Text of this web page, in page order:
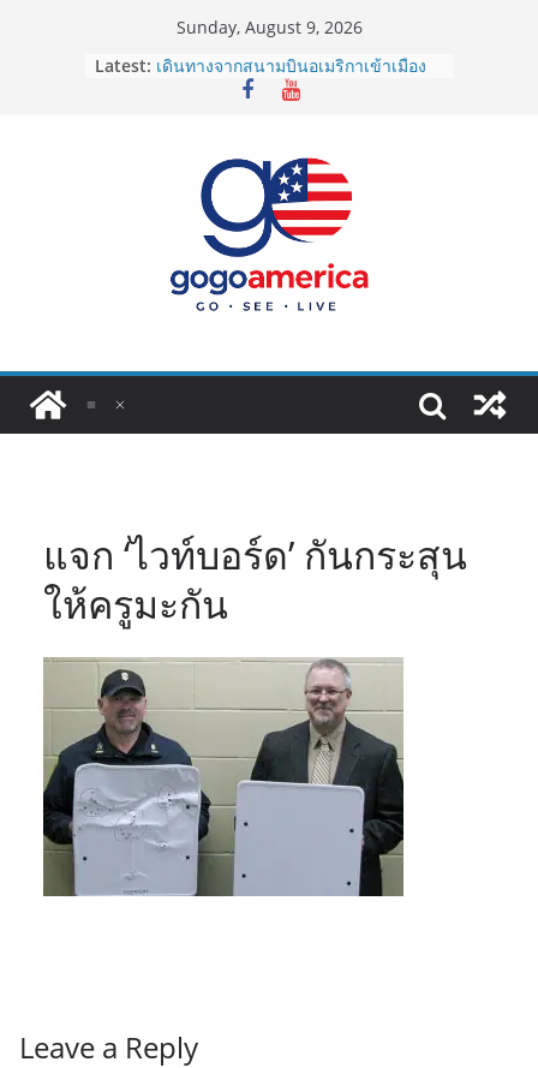
Sunday, August 9, 2026
Latest: เดินทางจากสนามบินอเมริกาเข้าเมือง
2026: LAX, JFK, SFO ไปยังไงดี?
ประเทศต้องรู้
ซิมการ์ดอเมริกา 2026: ใช้ยี่ห้อไหนดี
ที่สุด? เปรียบเทียบครบจบในบทความ
โอนเงินจากอเมริกากลับไทย ใช้วิธีไหน
ประหยัดและคุ้มที่สุดในปี 2026?
VPN สำหรับใช้ในอเมริกา 2026: ตัว
แจก ‘ไวท์บอร์ด’ กันกระสุน
ให้ครูมะกัน
Leave a Reply